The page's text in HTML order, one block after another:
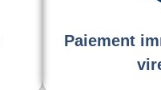
Paiement